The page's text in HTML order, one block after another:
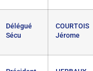
Délégué
Sécu
COURTOIS
Jérome